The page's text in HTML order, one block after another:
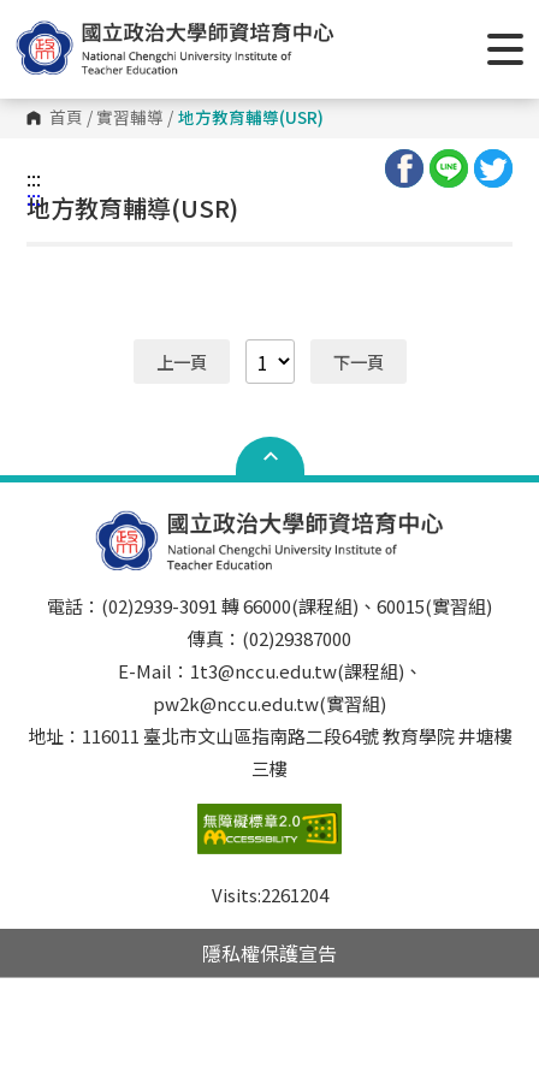
首頁 /實習輔導 / 地方教育輔導(USR)
:::
:::
地方教育輔導(USR)
上一頁 下一頁
電話：(02)2939-3091 轉 66000(課程組)、60015(實習組)
傳真：(02)29387000
E-Mail：1t3@nccu.edu.tw(課程組)、
pw2k@nccu.edu.tw(實習組)
地址：116011 臺北市文山區指南路二段64號 教育學院 井塘樓
三樓
Visits:2261204
隱私權保護宣告